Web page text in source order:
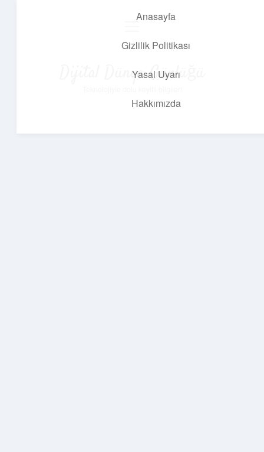
Anasayfa
Gizlilik Politikası
Yasal Uyarı
Hakkımızda
Dijital Dünya Günlüğü